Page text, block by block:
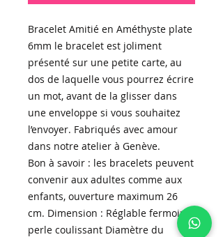
Bracelet Amitié en Améthyste plate
6mm le bracelet est joliment
présenté sur une petite carte, au
dos de laquelle vous pourrez écrire
un mot, avant de la glisser dans
une enveloppe si vous souhaitez
l’envoyer. Fabriqués avec amour
dans notre atelier à Genève.
Bon à savoir : les bracelets peuvent
convenir aux adultes comme aux
enfants, ouverture maximum 26
cm. Dimension : Réglable fermoir
perle coulissant Diamètre du